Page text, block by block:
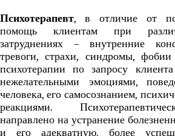
Психотерапевт, в отличие от
помощь клиентам при
затруднениях – внутренние
тревоги, страхи, синдромы,
психотерапии по запросу
нежелательными эмоциями,
человека, его самосознанием,
реакциями.
направлено на устранение
и его адекватную, более